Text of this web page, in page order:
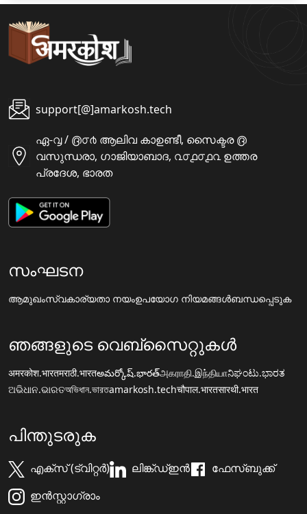
support[@]amarkosh.tech
ഏ-൮ / ൫൦൪ ആലിവ കാഉണ്ടീ, സൈക്ടര ൫
വസുന്ധരാ, ഗാജിയാബാദ, ൨൦൧൦൧൨ ഉത്തര
പ്രദേശ, ഭാരത
സംഘടന
ആമുഖംസ്വകാര്യതാ നയംഉപയോഗ നിയമങ്ങൾബന്ധപ്പെടുക
ഞങ്ങളുടെ വെബ്സൈറ്റുകൾ
अमरकोश.भारतमराठी.भारतఅమర్కోష్.భారత్அகராதி.இந்தியாನಿಘಂಟು.ಭಾರತ
ଅଭିଧାନ.ଭାରତঅভিধান.ভারতamarkosh.techचौपाल.भारतसारथी.भारत
പിന്തുടരുക
എക്സ് (ട്വിറ്റർ) ലിങ്ക്ഡ്ഇൻ
ഫേസ്ബുക്ക്
ഇൻസ്റ്റാഗ്രാം